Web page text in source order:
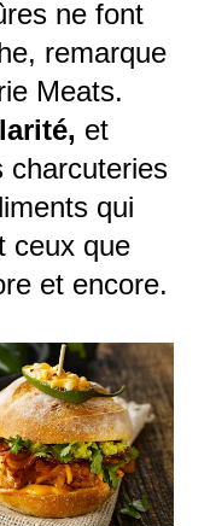
ne font
remarque
Meats.
et
charcuteries
qui
ceux que
et encore.